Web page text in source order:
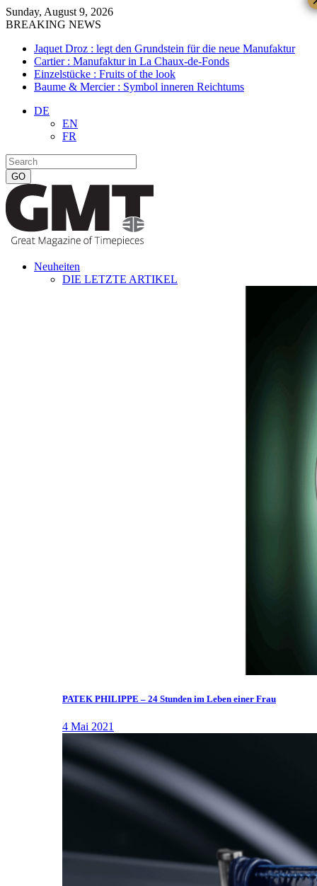
Sunday, August 9, 2026
BREAKING NEWS
Jaquet Droz : legt den Grundstein für die neue Manufaktur
Cartier : Manufaktur in La Chaux-de-Fonds
Einzelstücke : Fruits of the look
Baume & Mercier : Symbol inneren Reichtums
DE
EN
FR
Neuheiten
DIE LETZTE ARTIKEL
PATEK PHILIPPE – 24 Stunden im Leben einer Frau
4 Mai 2021